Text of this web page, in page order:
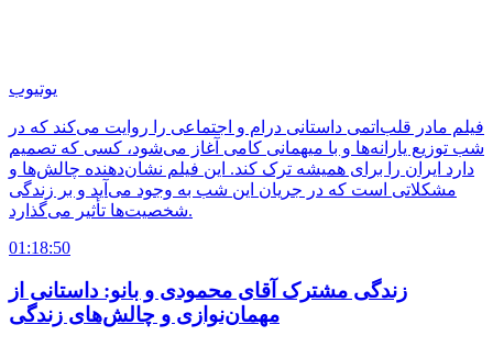
یوتیوب
فیلم مادر قلب‌اتمی داستانی درام و اجتماعی را روایت می‌کند که در
شب توزیع یارانه‌ها و با میهمانی کامی آغاز می‌شود، کسی که تصمیم
دارد ایران را برای همیشه ترک کند. این فیلم نشان‌دهنده چالش‌ها و
مشکلاتی است که در جریان این شب به وجود می‌آید و بر زندگی
شخصیت‌ها تأثیر می‌گذارد.
01:18:50
زندگی مشترک آقای محمودی و بانو: داستانی از
مهمان‌نوازی و چالش‌های زندگی